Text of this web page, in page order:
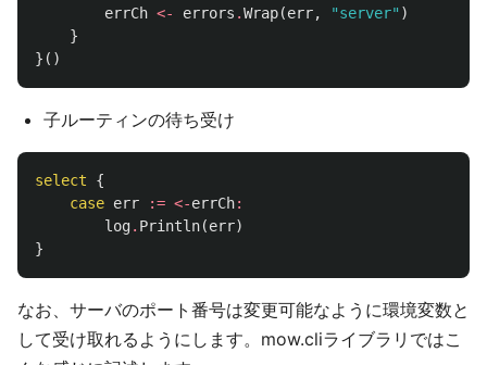
errCh <- errors .Wrap(err, "server" )
}
}()
子ルーティンの待ち受け
select
{
case err := <-errCh:
log. Println(err)
}
なお、サーバのポート番号は変更可能なように環境変数と
して受け取れるようにします。mow.cliライブラリではこ